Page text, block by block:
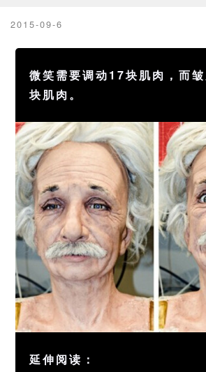
2015-09-6
微笑需要调动17块肌肉，而
块肌肉。
延伸阅读：